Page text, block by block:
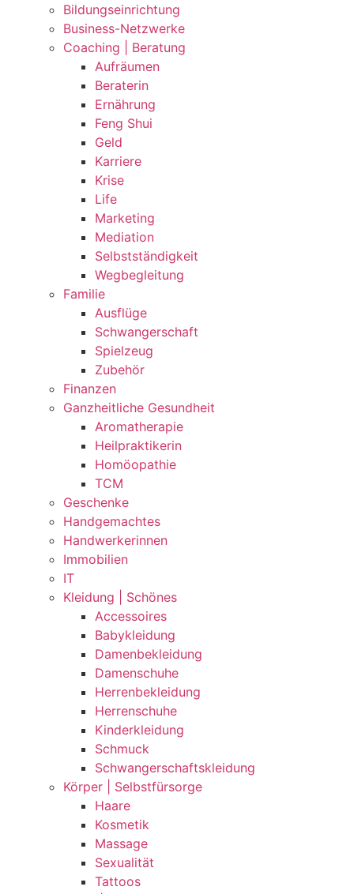
Bildungseinrichtung
Business-Netzwerke
Coaching | Beratung
Aufräumen
Beraterin
Ernährung
Feng Shui
Geld
Karriere
Krise
Life
Marketing
Mediation
Selbstständigkeit
Wegbegleitung
Familie
Ausflüge
Schwangerschaft
Spielzeug
Zubehör
Finanzen
Ganzheitliche Gesundheit
Aromatherapie
Heilpraktikerin
Homöopathie
TCM
Geschenke
Handgemachtes
Handwerkerinnen
Immobilien
IT
Kleidung | Schönes
Accessoires
Babykleidung
Damenbekleidung
Damenschuhe
Herrenbekleidung
Herrenschuhe
Kinderkleidung
Schmuck
Schwangerschaftskleidung
Körper | Selbstfürsorge
Haare
Kosmetik
Massage
Sexualität
Tattoos